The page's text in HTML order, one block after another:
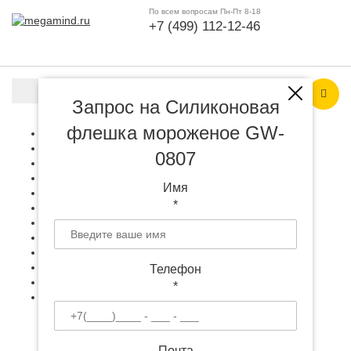
По всем вопросам Пн-Пт 8-18
+7 (499) 112-12-46
Гаджеты и техника +
+
Одежда, аксессуары +
Все для выставки +
Игрушки, антистрессы +
Инструменты, светильники +
Запрос на Силиконовая
флешка мороженое GW-
0807
Имя
*
Телефон
*